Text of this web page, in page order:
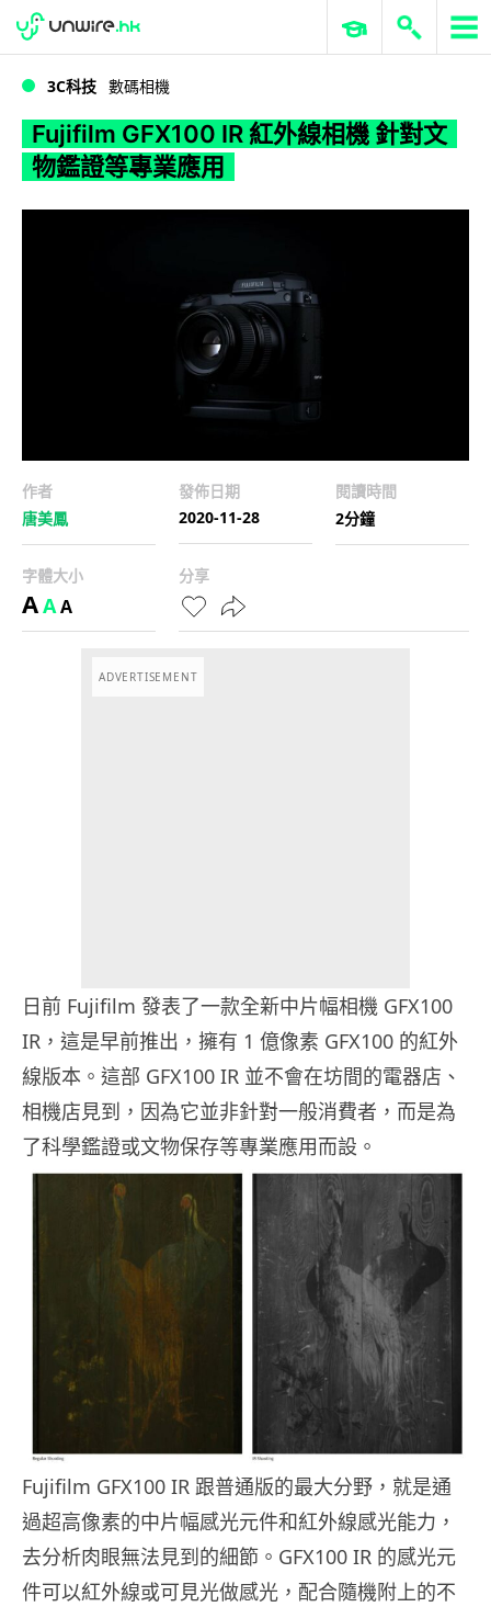
WWDC 2026 ERP 與商業 AI
3C科技 數碼相機
Fujifilm GFX100 IR 紅外線相機 針對文
物鑑證等專業應用
作者
唐美鳳
發佈日期
2020-11-28
閱讀時間
2分鐘
字體大小
AAA
分享
ADVERTISEMENT
日前 Fujifilm 發表了一款全新中片幅相機 GFX100
IR，這是早前推出，擁有 1 億像素 GFX100 的紅外
線版本。這部 GFX100 IR 並不會在坊間的電器店、
相機店見到，因為它並非針對一般消費者，而是為
了科學鑑證或文物保存等專業應用而設。
Fujifilm GFX100 IR 跟普通版的最大分野，就是通
過超高像素的中片幅感光元件和紅外線感光能力，
去分析肉眼無法見到的細節。GFX100 IR 的感光元
件可以紅外線或可見光做感光，配合隨機附上的不